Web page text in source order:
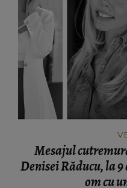
Mesajul
Denisei Răducu, la
om cu